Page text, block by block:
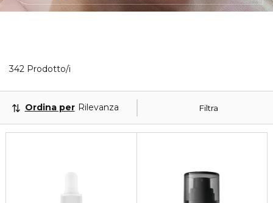
342 Prodotto/i
Filtra
Ordina per Rilevanza